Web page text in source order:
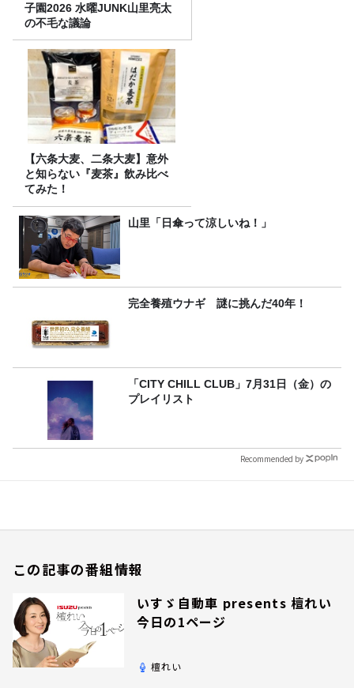
子園2026 水曜JUNK山里亮太
の不毛な議論
【六条大麦、二条大麦】意外
と知らない『麦茶』飲み比べ
てみた！
山里「日傘って涼しいね！」
完全養殖ウナギ 謎に挑んだ40年！
「CITY CHILL CLUB」7月31日（金）の
プレイリスト
Recommended by
この記事の番組情報
いすゞ自動車 presents 檀れい
今日の1ページ
檀れい